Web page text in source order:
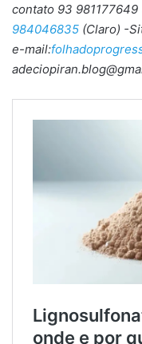
contato 93 981177649
984046835 (Claro) -
e-mail: